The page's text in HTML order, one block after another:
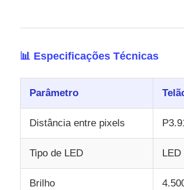
📊 Especificações Técnicas
Parâmetro
Distância entre pixels
Tipo de LED LED
Brilho